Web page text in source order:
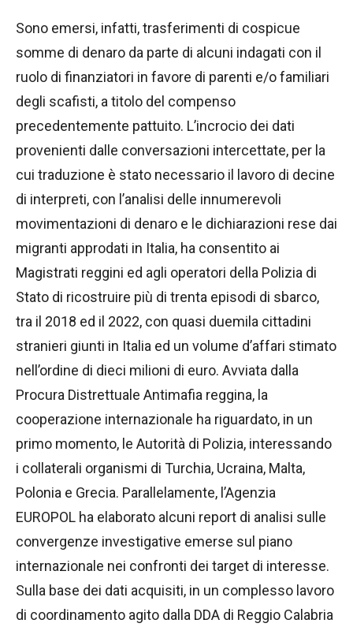
Sono emersi, infatti, trasferimenti di cospicue
somme di denaro da parte di alcuni indagati con il
ruolo di finanziatori in favore di parenti e/o familiari
degli scafisti, a titolo del compenso
precedentemente pattuito. L’incrocio dei dati
provenienti dalle conversazioni intercettate, per la
cui traduzione è stato necessario il lavoro di decine
di interpreti, con l’analisi delle innumerevoli
movimentazioni di denaro e le dichiarazioni rese dai
migranti approdati in Italia, ha consentito ai
Magistrati reggini ed agli operatori della Polizia di
Stato di ricostruire più di trenta episodi di sbarco,
tra il 2018 ed il 2022, con quasi duemila cittadini
stranieri giunti in Italia ed un volume d’affari stimato
nell’ordine di dieci milioni di euro. Avviata dalla
Procura Distrettuale Antimafia reggina, la
cooperazione internazionale ha riguardato, in un
primo momento, le Autorità di Polizia, interessando
i collaterali organismi di Turchia, Ucraina, Malta,
Polonia e Grecia. Parallelamente, l’Agenzia
EUROPOL ha elaborato alcuni report di analisi sulle
convergenze investigative emerse sul piano
internazionale nei confronti dei target di interesse.
Sulla base dei dati acquisiti, in un complesso lavoro
di coordinamento agito dalla DDA di Reggio Calabria